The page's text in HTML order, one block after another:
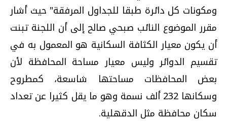
ومكونات كل دائرة طبقا للجداول المرفقة" حيث أشار
مقرر الموضوع النائب صبحي صالح إلى أن اللجنة تبنت
أن يكون معيار الكثافة السكانية هو المعمول به في
تقسيم الدوائر وليس معيار مساحة المحافظة لأن
بعض المحافظات مساحتها شاسعة، كمطروح
وسكانها 232 ألف نسمة وهو ما يقل كثيرا عن تعداد
سكان محافظة مثل الدقهلية.